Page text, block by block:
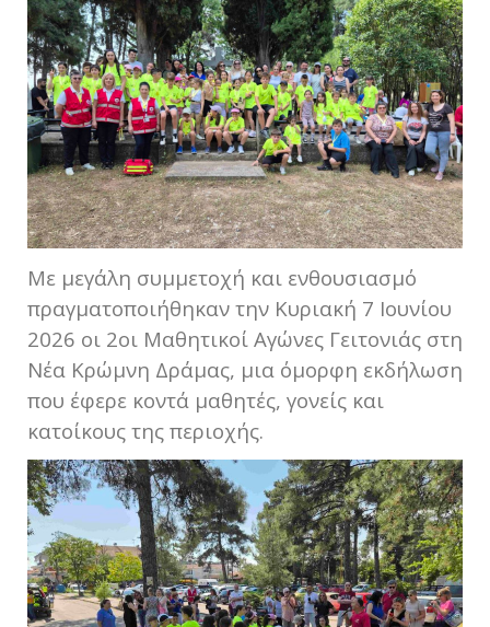
Με μεγάλη συμμετοχή και ενθουσιασμό
πραγματοποιήθηκαν την Κυριακή 7 Ιουνίου
2026 οι 2οι Μαθητικοί Αγώνες Γειτονιάς στη
Νέα Κρώμνη Δράμας, μια όμορφη εκδήλωση
που έφερε κοντά μαθητές, γονείς και
κατοίκους της περιοχής.